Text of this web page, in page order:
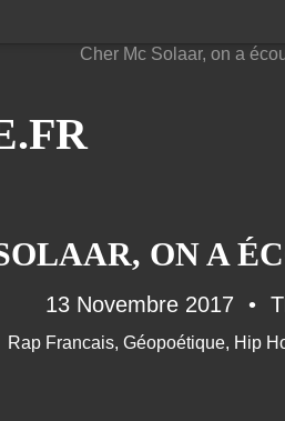
ON A
13 Novembre 2017
Rap Francais, Géopoétique, Hip